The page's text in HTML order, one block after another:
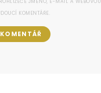
KOMENTÁŘE.